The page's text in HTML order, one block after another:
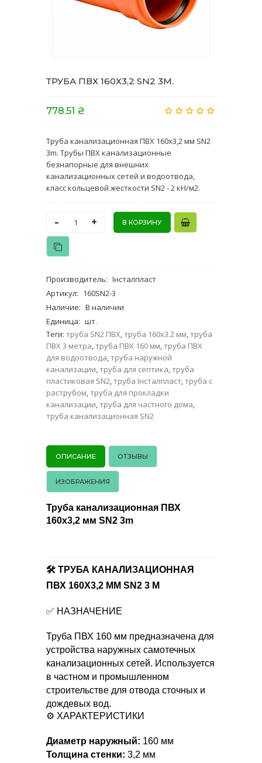
ТРУБА ПВХ 160Х3,2 SN2 3M.
778.51 ₴
Труба канализационная ПВХ 160х3,2 мм SN2
3m. Трубы ПВХ канализационные
безнапорные для внешних
канализационных сетей и водоотвода,
класс кольцевой жесткости SN2 - 2 кН/м2.
- +
Производитель: Інсталпласт
Артикул: 160SN2-3
Наличие: В наличии
Единица: шт.
Теги: труба SN2 ПВХ,труба 160х3.2 мм,труба
ПВХ 3 метра,труба ПВХ 160 мм,труба ПВХ
для водоотвода,труба наружной
канализации,труба для септика,труба
пластиковая SN2,труба Інсталпласт,труба с
раструбом,труба для прокладки
канализации,труба для частного дома,
труба канализационная SN2
ОПИСАНИЕ ОТЗЫВЫ
ИЗОБРАЖЕНИЯ
Труба канализационная ПВХ
160х3,2 мм SN2 3m
🛠️ ТРУБА КАНАЛИЗАЦИОННАЯ
ПВХ 160Х3,2 ММ SN2 3 М
✅ НАЗНАЧЕНИЕ
Труба ПВХ 160 мм предназначена для
устройства наружных самотечных
канализационных сетей. Используется
в частном и промышленном
строительстве для отвода сточных и
дождевых вод.
⚙️ ХАРАКТЕРИСТИКИ
Диаметр наружный: 160 мм
Толщина стенки: 3,2 мм